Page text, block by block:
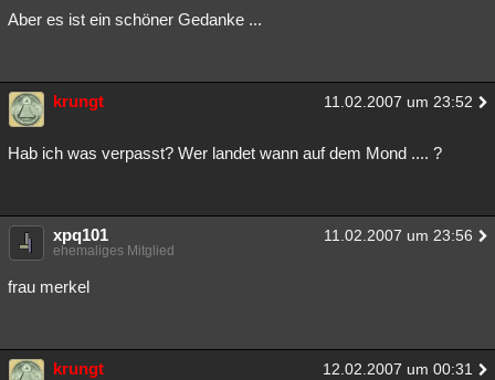
Aber es ist ein schöner Gedanke ...
krungt 11.02.2007 um 23:52
Hab ich was verpasst? Wer landet wann auf dem Mond .... ?
xpq101 11.02.2007 um 23:56
ehemaliges Mitglied
frau merkel
krungt 12.02.2007 um 00:31